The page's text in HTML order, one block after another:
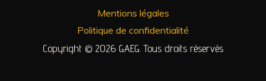
Mentions légales
Politique de confidentialité
Copyright © 2026 GAEG. Tous droits réservés